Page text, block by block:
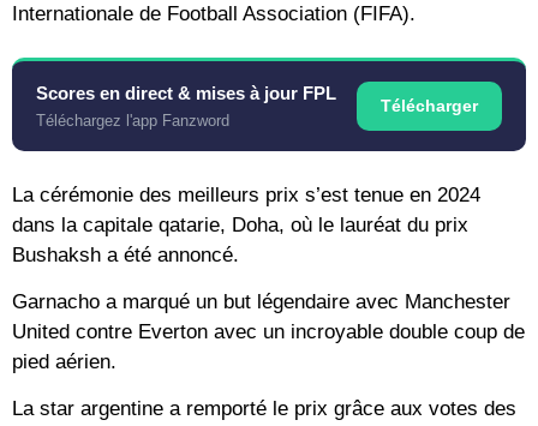
Internationale de Football Association (FIFA).
Scores en direct & mises à jour FPL
Téléchargez l'app Fanzword
Télécharger
La cérémonie des meilleurs prix s’est tenue en 2024
dans la capitale qatarie, Doha, où le lauréat du prix
Bushaksh a été annoncé.
Garnacho a marqué un but légendaire avec Manchester
United contre Everton avec un incroyable double coup de
pied aérien.
La star argentine a remporté le prix grâce aux votes des